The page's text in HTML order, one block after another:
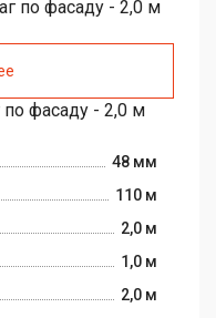
фасаду - 2,0 м
48 мм
110 м
2,0 м
1,0 м
2,0 м